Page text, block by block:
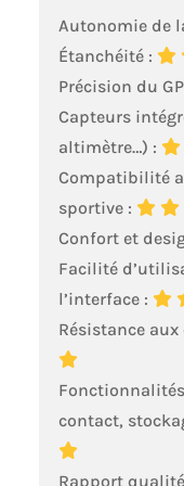
Autonomie de
Étanchéité :
Précision du
Capteurs
altimètre…) :
Compatibilité
sportive :
Confort et
Facilité
l’interface :
Résistance
contact,
Rapport